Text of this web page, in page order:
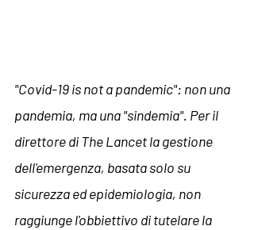
"Covid-19 is not a pandemic": non una
pandemia, ma una "sindemia". Per il
direttore di The Lancet la gestione
dell'emergenza, basata solo su
sicurezza ed epidemiologia, non
raggiunge l'obbiettivo di tutelare la